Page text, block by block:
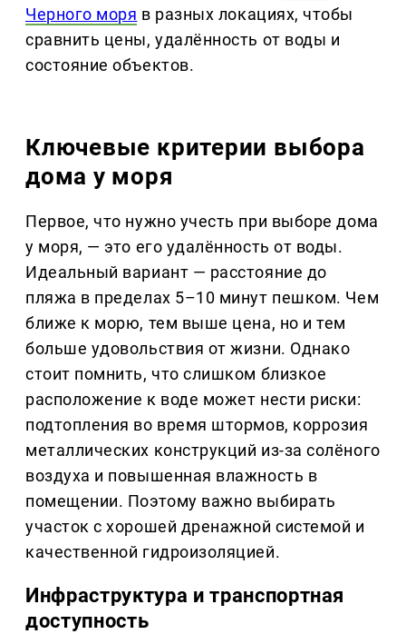
Черного моря в разных локациях, чтобы
сравнить цены, удалённость от воды и
состояние объектов.
Ключевые критерии выбора
дома у моря
Первое, что нужно учесть при выборе дома
у моря, — это его удалённость от воды.
Идеальный вариант — расстояние до
пляжа в пределах 5–10 минут пешком. Чем
ближе к морю, тем выше цена, но и тем
больше удовольствия от жизни. Однако
стоит помнить, что слишком близкое
расположение к воде может нести риски:
подтопления во время штормов, коррозия
металлических конструкций из-за солёного
воздуха и повышенная влажность в
помещении. Поэтому важно выбирать
участок с хорошей дренажной системой и
качественной гидроизоляцией.
Инфраструктура и транспортная
доступность